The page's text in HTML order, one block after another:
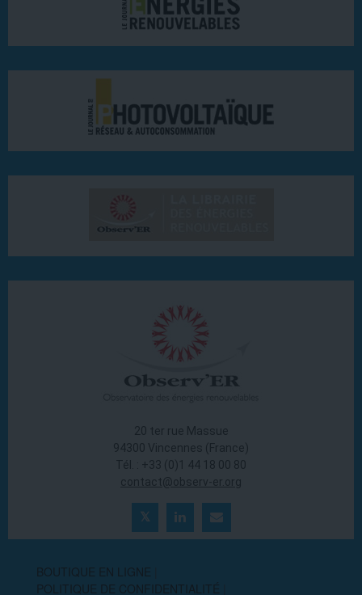
20 ter rue Massue
94300 Vincennes (France)
Tél. : +33 (0)1 44 18 00 80
contact@observ-er.org
BOUTIQUE EN LIGNE
POLITIQUE DE CONFIDENTIALITÉ